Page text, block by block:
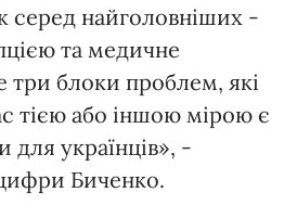
серед найголовніших -
та медичне
три блоки проблем, які
тією або іншою мірою є
українців», -
Биченко.